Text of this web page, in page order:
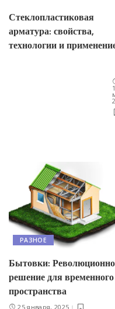
Стеклопластиковая
арматура: свойства,
технологии и
РАЗНОЕ
Бытовки:
решение для временного
пространства
25 января, 2025